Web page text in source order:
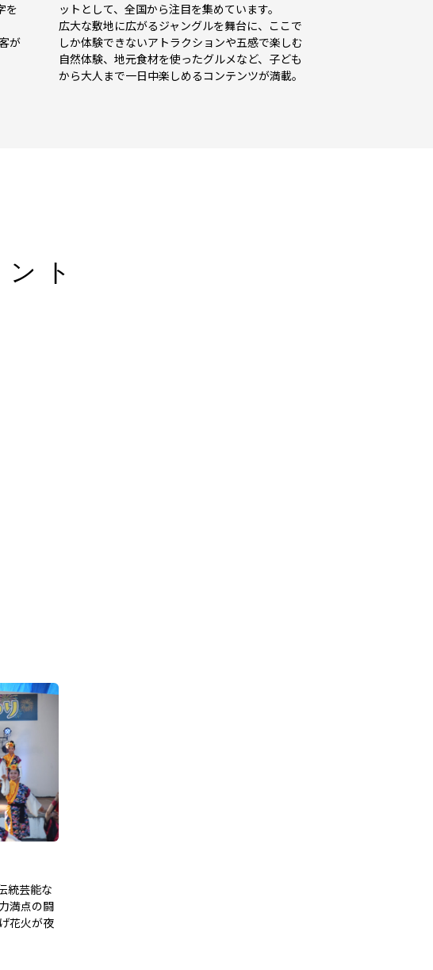
を
が
ットとして、全国から注目を集めています。
広大な敷地に広がるジャングルを舞台に、ここで
しか体験できないアトラクションや五感で楽しむ
自然体験、地元食材を使ったグルメなど、子ども
から大人まで一日中楽しめるコンテンツが満載。
ト
統芸能な
満点の闘
花火が夜